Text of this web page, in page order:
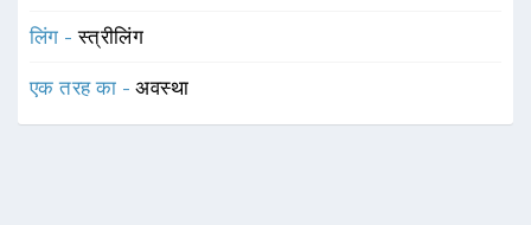
लिंग -स्त्रीलिंग
एक तरह का -अवस्था